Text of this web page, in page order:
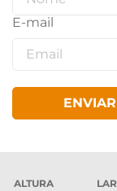
ENVIAR
ALTURA